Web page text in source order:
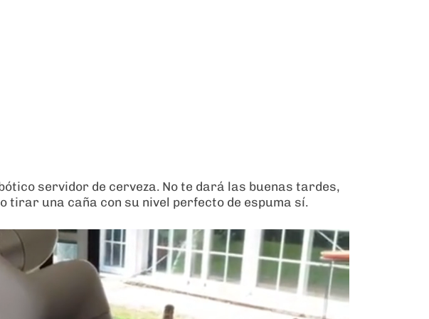
servidor de cerveza. No te dará las buenas tardes,
tirar una caña con su nivel perfecto de espuma sí.